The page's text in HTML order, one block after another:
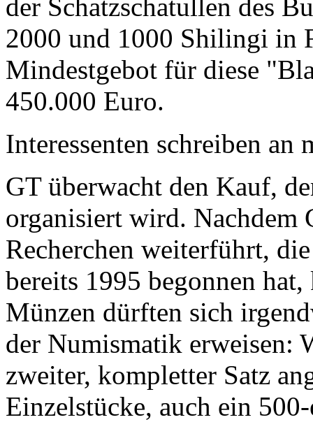
der Schatzschatullen des
2000 und 1000 Shilingi in
Mindestgebot für diese
450.000 Euro.
Interessenten schreiben
GT überwacht den Kauf,
organisiert wird. Nachdem
Recherchen weiterführt,
bereits 1995 begonnen
Münzen dürften sich
der Numismatik erweisen:
zweiter, kompletter Satz
Einzelstücke, auch ein